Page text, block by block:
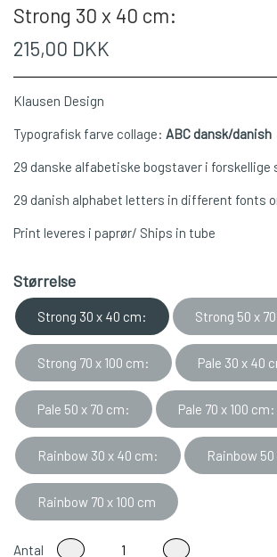
Strong 30 x 40 cm:
215,00 DKK
Klausen Design
Typografisk farve collage: ABC dansk/danish
29 danske alfabetiske bogstaver i
29 danish alphabet letters in different fonts
Print leveres i paprør/ Ships in tube
Størrelse
Strong 30 x 40 cm: Strong 50 x
Strong 70 x 100 cm: Pale 30 x 40
Pale 50 x 70 cm: Pale 70 x 100 cm:
Rainbow 30 x 40 cm: Rainbow
Rainbow 70 x 100 cm
Antal